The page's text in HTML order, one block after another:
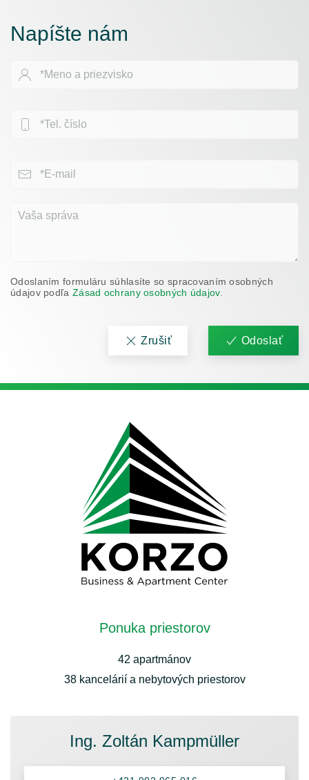
Napíšte nám
Odoslaním formuláru súhlasíte so spracovaním osobných
údajov podľa Zásad ochrany osobných údajov.
Zrušiť Odoslať
Ponuka priestorov
42 apartmánov
38 kancelárií a nebytových priestorov
Ing. Zoltán Kampmüller